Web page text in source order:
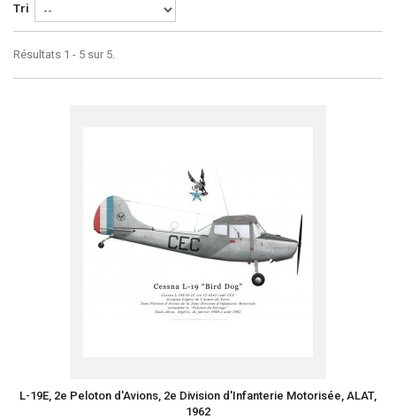
Tri
Résultats 1 - 5 sur 5.
L-19E, 2e Peloton d'Avions, 2e Division d'Infanterie Motorisée, ALAT,
1962